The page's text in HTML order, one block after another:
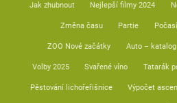
Jak zhubnout Nejlepší filmy 2024
Změna času Partie Počasí
ZOO Nové začátky Auto – katalog
Volby 2025 Svařené víno Tatarák
Pěstování lichořeřišnice Výpočet